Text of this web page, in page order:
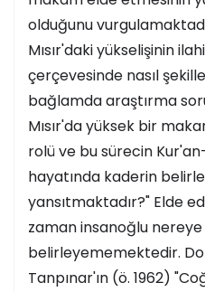
olduğunu
Mısır'daki yükselişinin
çerçevesinde nasıl
bağlamda araştırma
Mısır'da yüksek bir
rolü ve bu sürecin
hayatında kaderin
yansıtmaktadır?" Elde
zaman insanoğlu
belirleyememektedir.
Tanpınar'ın (ö. 1962)